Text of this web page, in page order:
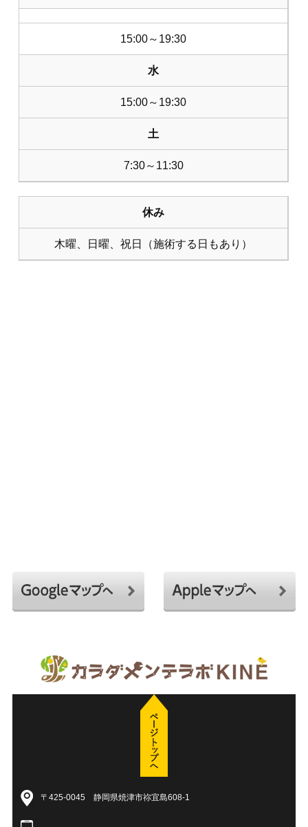
15:00～19:30
水
15:00～19:30
土
7:30～11:30
休み
木曜、日曜、祝日（施術する日もあり）
〒425-0045 静岡県焼津市祢宜島608-1